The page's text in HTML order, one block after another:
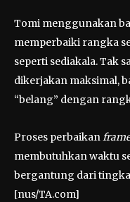
Tomi menggunakan
memperbaiki rangka
seperti sediakala. Tak
dikerjakan maksimal,
“belang” dengan
Proses perbaikanframe
membutuhkan waktu
bergantung dari
[nus/TA.com]